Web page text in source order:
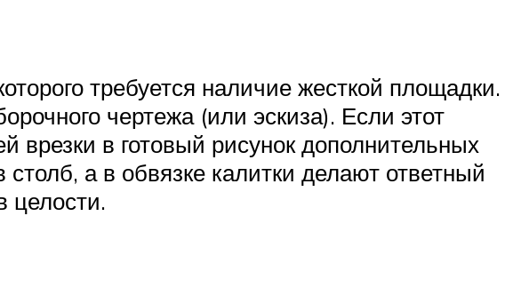
требуется наличие жесткой площадки.
чертежа (или эскиза). Если этот
врезки в готовый рисунок дополнительных
а в обвязке калитки делают ответный
целости.